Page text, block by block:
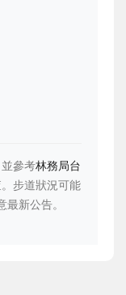
參考林務局台
步道狀況可能
新公告。